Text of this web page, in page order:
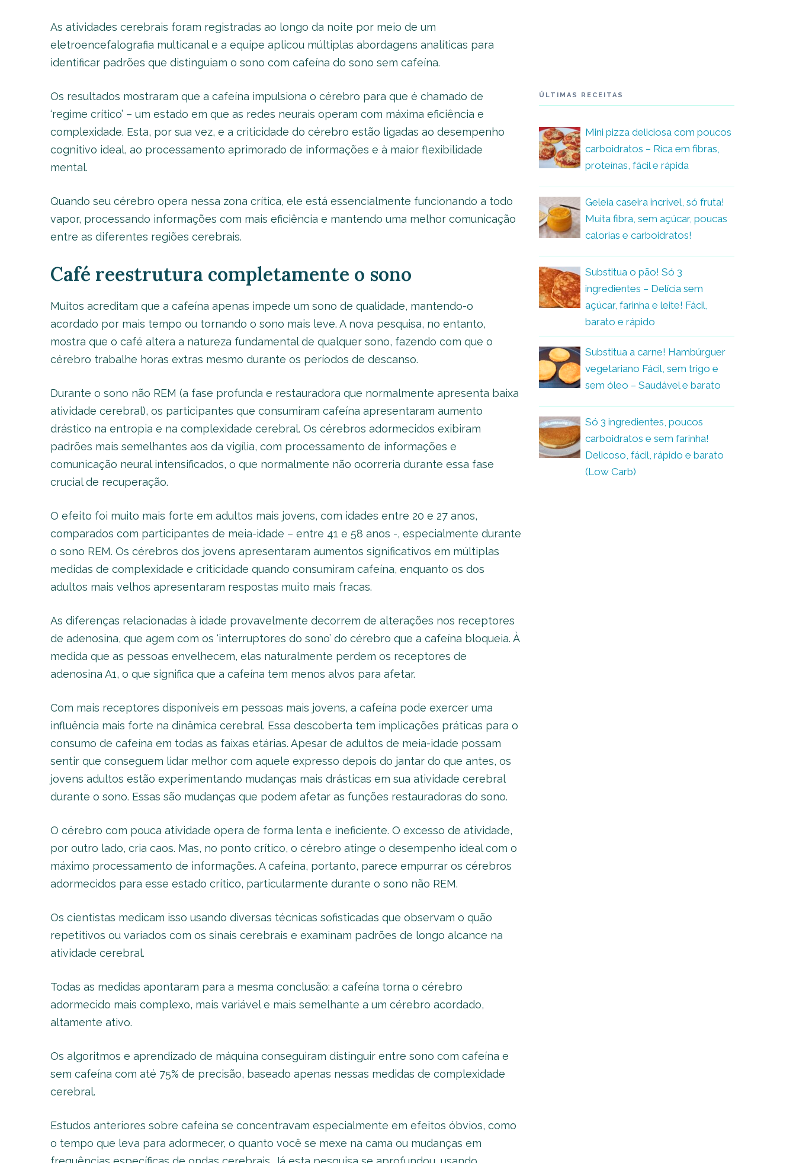
As atividades cerebrais foram registradas ao longo da noite por meio de um
eletroencefalografia multicanal e a equipe aplicou múltiplas abordagens analíticas para
identificar padrões que distinguiam o sono com cafeína do sono sem cafeína.
Os resultados mostraram que a cafeína impulsiona o cérebro para que é chamado de
‘regime crítico’ – um estado em que as redes neurais operam com máxima eficiência e
complexidade. Esta, por sua vez, e a criticidade do cérebro estão ligadas ao desempenho
cognitivo ideal, ao processamento aprimorado de informações e à maior flexibilidade
mental.
Quando seu cérebro opera nessa zona crítica, ele está essencialmente funcionando a todo
vapor, processando informações com mais eficiência e mantendo uma melhor comunicação
entre as diferentes regiões cerebrais.
Café reestrutura completamente o sono
Muitos acreditam que a cafeína apenas impede um sono de qualidade, mantendo-o
acordado por mais tempo ou tornando o sono mais leve. A nova pesquisa, no entanto,
mostra que o café altera a natureza fundamental de qualquer sono, fazendo com que o
cérebro trabalhe horas extras mesmo durante os períodos de descanso.
Durante o sono não REM (a fase profunda e restauradora que normalmente apresenta baixa
atividade cerebral), os participantes que consumiram cafeína apresentaram aumento
drástico na entropia e na complexidade cerebral. Os cérebros adormecidos exibiram
padrões mais semelhantes aos da vigília, com processamento de informações e
comunicação neural intensificados, o que normalmente não ocorreria durante essa fase
crucial de recuperação.
O efeito foi muito mais forte em adultos mais jovens, com idades entre 20 e 27 anos,
comparados com participantes de meia-idade – entre 41 e 58 anos -, especialmente durante
o sono REM. Os cérebros dos jovens apresentaram aumentos significativos em múltiplas
medidas de complexidade e criticidade quando consumiram cafeína, enquanto os dos
adultos mais velhos apresentaram respostas muito mais fracas.
As diferenças relacionadas à idade provavelmente decorrem de alterações nos receptores
de adenosina, que agem com os ‘interruptores do sono’ do cérebro que a cafeína bloqueia. À
medida que as pessoas envelhecem, elas naturalmente perdem os receptores de
adenosina A1, o que significa que a cafeína tem menos alvos para afetar.
Com mais receptores disponíveis em pessoas mais jovens, a cafeína pode exercer uma
influência mais forte na dinâmica cerebral. Essa descoberta tem implicações práticas para o
consumo de cafeína em todas as faixas etárias. Apesar de adultos de meia-idade possam
sentir que conseguem lidar melhor com aquele expresso depois do jantar do que antes, os
jovens adultos estão experimentando mudanças mais drásticas em sua atividade cerebral
durante o sono. Essas são mudanças que podem afetar as funções restauradoras do sono.
O cérebro com pouca atividade opera de forma lenta e ineficiente. O excesso de atividade,
por outro lado, cria caos. Mas, no ponto crítico, o cérebro atinge o desempenho ideal com o
máximo processamento de informações. A cafeína, portanto, parece empurrar os cérebros
adormecidos para esse estado crítico, particularmente durante o sono não REM.
Os cientistas medicam isso usando diversas técnicas sofisticadas que observam o quão
repetitivos ou variados com os sinais cerebrais e examinam padrões de longo alcance na
atividade cerebral.
Todas as medidas apontaram para a mesma conclusão: a cafeína torna o cérebro
adormecido mais complexo, mais variável e mais semelhante a um cérebro acordado,
altamente ativo.
Os algoritmos e aprendizado de máquina conseguiram distinguir entre sono com cafeína e
sem cafeína com até 75% de precisão, baseado apenas nessas medidas de complexidade
cerebral.
Estudos anteriores sobre cafeína se concentravam especialmente em efeitos óbvios, como
o tempo que leva para adormecer, o quanto você se mexe na cama ou mudanças em
ÚLTIMAS RECEITAS
Mini pizza deliciosa com poucos
carboidratos – Rica em fibras,
proteínas, fácil e rápida
Geleia caseira incrível, só fruta!
Muita fibra, sem açúcar, poucas
calorias e carboidratos!
Substitua o pão! Só 3
ingredientes – Delícia sem
açúcar, farinha e leite! Fácil,
barato e rápido
Substitua a carne! Hambúrguer
vegetariano Fácil, sem trigo e
sem óleo – Saudável e barato
Só 3 ingredientes, poucos
carboidratos e sem farinha!
Delicoso, fácil, rápido e barato
(Low Carb)